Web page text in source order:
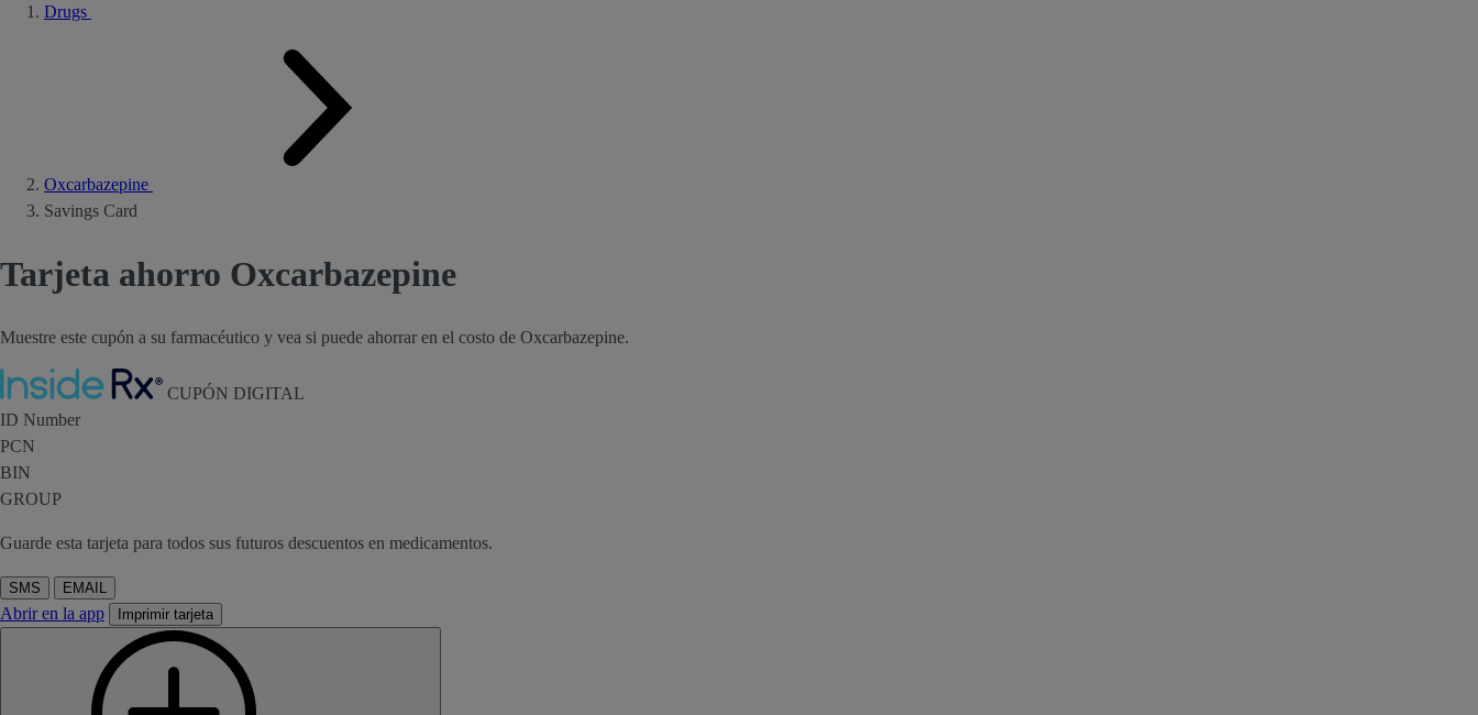
Drugs
Oxcarbazepine
Savings Card
Tarjeta ahorro Oxcarbazepine
Muestre este cupón a su farmacéutico y vea si puede ahorrar en el costo de Oxcarbazepine.
Inside Rx
CUPÓN DIGITAL
ID Number
PCN
BIN
GROUP
Guarde esta tarjeta para todos sus futuros descuentos en medicamentos.
SMS EMAIL
Abrir en la app Imprimir tarjeta